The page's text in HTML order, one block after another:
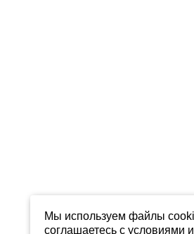
Мы используем файлы
соглашаетесь с условиями